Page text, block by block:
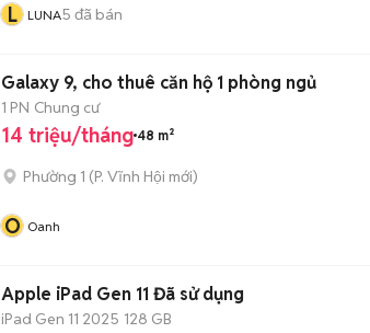
L LUNA5 đã bán
Galaxy 9, cho thuê căn hộ 1 phòng ngủ
1 PN Chung cư
14 triệu/tháng 48 m²
Phường 1 (P. Vĩnh Hội mới)
O Oanh
Apple iPad Gen 11 Đã sử dụng
iPad Gen 11 2025 128 GB